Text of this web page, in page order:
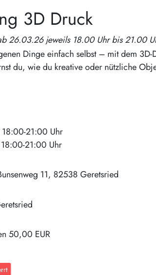
3D Druck
26.03.26 jeweils 18.00 Uhr bis 21.00
Dinge einfach selbst – mit dem 3D-
du, wie du kreative oder nützliche
21:00 Uhr
21:00 Uhr
11 82538 Geretsried
50,00 EUR